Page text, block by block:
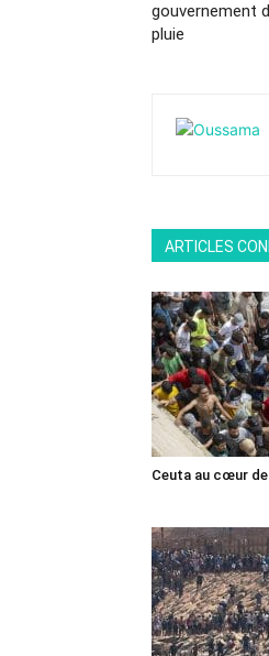
gouvernement
pluie
ARTICLES
Ceuta au cœur